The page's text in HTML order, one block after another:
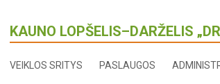
KAUNO LOPŠELIS–DARŽELIS
VEIKLOS SRITYS PASLAUGOS